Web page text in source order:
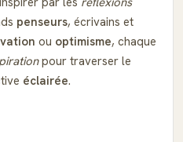
penseurs, écrivains et
ou optimisme, chaque
pour traverser le
éclairée.